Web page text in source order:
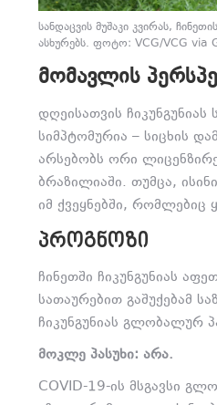
სანდაცვის მუშაკი კვირას,
ასხურებს. ფოტო: VCG/VCG via
ᲛᲝᲛᲐᲕᲚᲘᲡ
დღეისათვის
სიმპტომურია – სიცხის
არსებობს ორი
ბრაზილიაში. თუმცა,
იმ ქვეყნებში, რომლებიც
ᲞᲠᲝᲒᲜᲝᲖᲘ
ჩინეთში ჩიკუნგუნიას
სათაურებით გაშუქებამ
ჩიკუნგუნიას გლობალურ
მოკლე პასუხი: არა.
COVID-19-ის მსგავსი